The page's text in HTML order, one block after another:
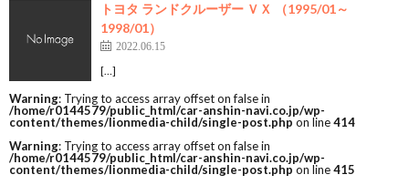
トヨタ ランドクルーザー ＶＸ （1995/01～
1998/01）
2022.06.15
[…]
Warning: Trying to access array offset on false in
/home/r0144579/public_html/car-anshin-navi.co.jp/wp-
content/themes/lionmedia-child/single-post.php on line414
Warning: Trying to access array offset on false in
/home/r0144579/public_html/car-anshin-navi.co.jp/wp-
content/themes/lionmedia-child/single-post.php on line415